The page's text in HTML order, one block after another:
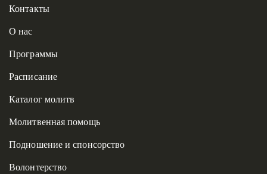
Контакты
О нас
Программы
Расписание
Каталог молитв
Молитвенная помощь
Подношение и спонсорство
Волонтерство